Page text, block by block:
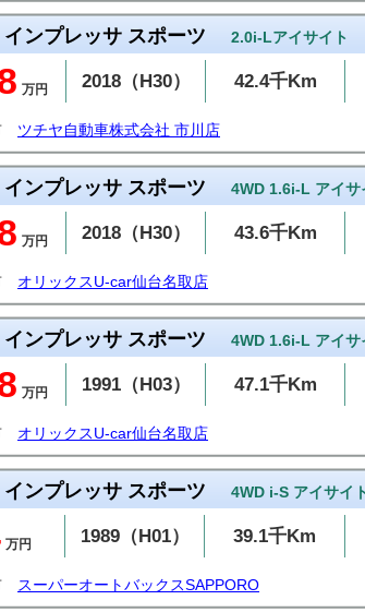
インプレッサ スポーツ 2.0i-Lアイサイト
万円 2018（H30） 42.4千Km
ツチヤ自動車株式会社 市川店
インプレッサ スポーツ 4WD 1.6i-L アイサ
万円 2018（H30） 43.6千Km
オリックスU-car仙台名取店
インプレッサ スポーツ 4WD 1.6i-L アイサ
万円 1991（H03） 47.1千Km
オリックスU-car仙台名取店
インプレッサ スポーツ 4WD i-S アイサイ
万円 1989（H01） 39.1千Km
スーパーオートバックスSAPPORO